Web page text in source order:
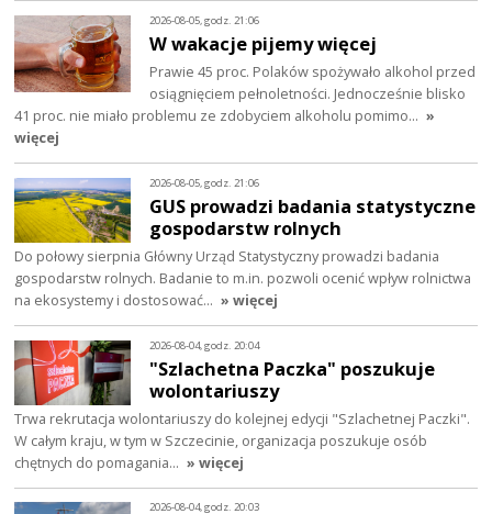
2026-08-05, godz. 21:06
W wakacje pijemy więcej
Prawie 45 proc. Polaków spożywało alkohol przed
osiągnięciem pełnoletności. Jednocześnie blisko
41 proc. nie miało problemu ze zdobyciem alkoholu pomimo… »
więcej
2026-08-05, godz. 21:06
GUS prowadzi badania statystyczne
gospodarstw rolnych
Do połowy sierpnia Główny Urząd Statystyczny prowadzi badania
gospodarstw rolnych. Badanie to m.in. pozwoli ocenić wpływ rolnictwa
na ekosystemy i dostosować… » więcej
2026-08-04, godz. 20:04
"Szlachetna Paczka" poszukuje
wolontariuszy
Trwa rekrutacja wolontariuszy do kolejnej edycji "Szlachetnej Paczki".
W całym kraju, w tym w Szczecinie, organizacja poszukuje osób
chętnych do pomagania… » więcej
2026-08-04, godz. 20:03